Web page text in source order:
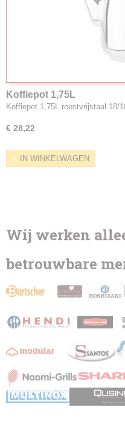
Koffiepot 1,75L
Koffiepot 1,75L roestvrijstaal 18/
€ 28,22
IN WINKELWAGEN
Wij werken
betrouwbare